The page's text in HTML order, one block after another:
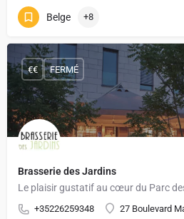
Belge +8
Brasserie des Jardins
Le plaisir gustatif au cœur du Parc
+35226259348 27 Boulevard
€€ FERMÉ